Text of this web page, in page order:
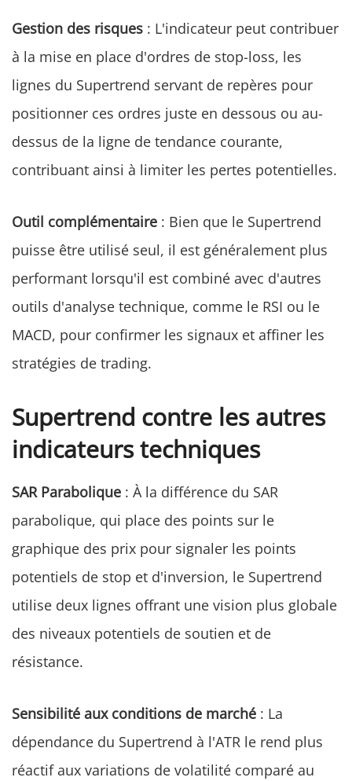
Gestion des risques : L'indicateur peut contribuer
à la mise en place d'ordres de stop-loss, les
lignes du Supertrend servant de repères pour
positionner ces ordres juste en dessous ou au-
dessus de la ligne de tendance courante,
contribuant ainsi à limiter les pertes potentielles.
Outil complémentaire : Bien que le Supertrend
puisse être utilisé seul, il est généralement plus
performant lorsqu'il est combiné avec d'autres
outils d'analyse technique, comme le RSI ou le
MACD, pour confirmer les signaux et affiner les
stratégies de trading.
Supertrend contre les autres
indicateurs techniques
SAR Parabolique : À la différence du SAR
parabolique, qui place des points sur le
graphique des prix pour signaler les points
potentiels de stop et d'inversion, le Supertrend
utilise deux lignes offrant une vision plus globale
des niveaux potentiels de soutien et de
résistance.
Sensibilité aux conditions de marché : La
dépendance du Supertrend à l'ATR le rend plus
réactif aux variations de volatilité comparé au